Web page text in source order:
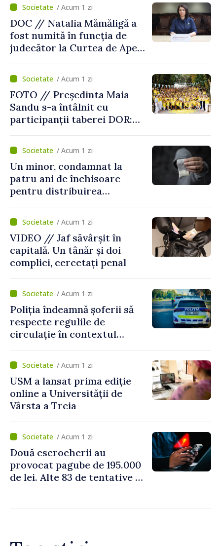
/ Acum 1 zi
DOC // Natalia Mămăligă a
fost numită în funcția de
judecător la Curtea de Apel
/ Acum 1 zi
FOTO // Președinta Maia
Sandu s-a întâlnit cu
participanții taberei DOR:
noastră rămâne puternică”
/ Acum 1 zi
Un minor, condamnat la
patru ani de închisoare
pentru distribuirea
/ Acum 1 zi
VIDEO // Jaf săvârșit în
capitală. Un tânăr și doi
complici, cercetați penal
/ Acum 1 zi
Poliția îndeamnă șoferii să
respecte regulile de
circulație în contextul
perioada concediilor
/ Acum 1 zi
USM a lansat prima ediție
online a Universității de
Vârsta a Treia
/ Acum 1 zi
Două escrocherii au
provocat pagube de 195.000
de lei. Alte 83 de tentative au